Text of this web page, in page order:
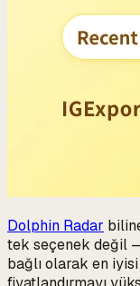
Dolphin Radar
tek seçenek değil
bağlı olarak en